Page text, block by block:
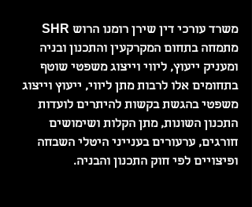
מתמחה בתחום המקרקעין והתכנון ובניה
ומעניק ייעוץ, ליווי וייצוג משפטי שוטף
בתחומים אלו לרבות מתן ליווי, ייעוץ וייצוג
משפטי בהגשת בקשות להיתרים לועדות
התכנון השונות, מתן הקלות ושימושים
חורגים, ערעורים בענייני היטלי השבחה
ופיצויים לפי חוק התכנון והבניה.